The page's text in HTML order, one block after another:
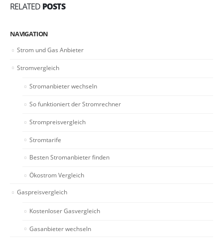
RELATED POSTS
NAVIGATION
Strom und Gas Anbieter
Stromvergleich
Stromanbieter wechseln
So funktioniert der Stromrechner
Strompreisvergleich
Stromtarife
Besten Stromanbieter finden
Ökostrom Vergleich
Gaspreisvergleich
Kostenloser Gasvergleich
Gasanbieter wechseln